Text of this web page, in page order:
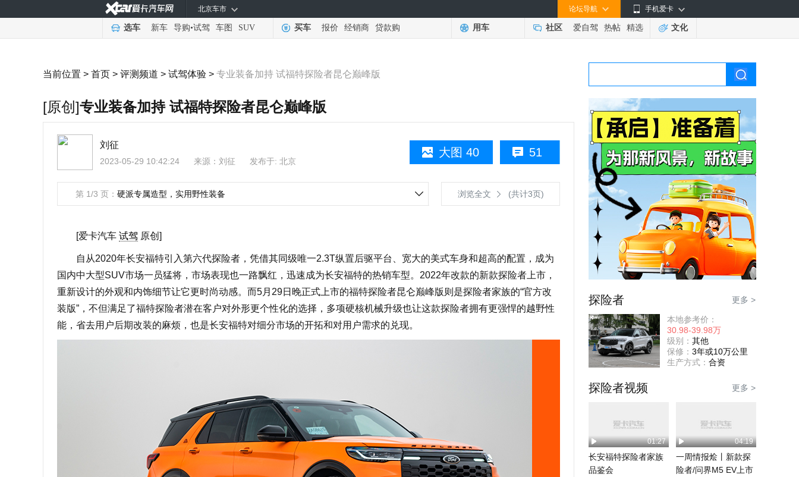
手机爱卡
论坛导航
北京车市
选车 新车 导购•试驾 车图 SUV 买车 报价 经销商 贷款购 用车 社区 爱自驾 热帖 精选 文化
当前位置 > 首页 > 评测频道 > 试驾体验 > 专业装备加持 试福特探险者昆仑巅峰版
[原创]专业装备加持 试福特探险者昆仑巅峰版
51
大图 40
刘征
2023-05-29 10:42:24 来源： 刘征 发布于: 北京
第 1/3 页： 硬派专属造型，实用野性装备 浏览全文 (共计3页)
[爱卡汽车 试驾 原创]
自从2020年长安福特引入第六代探险者，凭借其同级唯一2.3T纵置后驱平台、宽大的美式车身和超高的配置，成为
国内中大型SUV市场一员猛将，市场表现也一路飘红，迅速成为长安福特的热销车型。2022年改款的新款探险者上市，
重新设计的外观和内饰细节让它更时尚动感。而5月29日晚正式上市的福特探险者昆仑巅峰版则是探险者家族的“官方改
装版”，不但满足了福特探险者潜在客户对外形更个性化的选择，多项硬核机械升级也让这款探险者拥有更强悍的越野性
能，省去用户后期改装的麻烦，也是长安福特对细分市场的开拓和对用户需求的兑现。
探险者 更多 >
本地参考价：
30.98-39.98万
级别： 其他
保修： 3年或10万公里
生产方式： 合资
探险者视频 更多 >
01:27
长安福特探险者家族
品鉴会
04:19
一周情报烩丨新款探
险者/问界M5 EV上市